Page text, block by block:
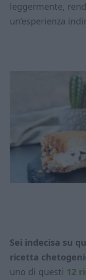
leggermente,
un’esperienza
Sei indecisa su
ricetta
uno di questi 12